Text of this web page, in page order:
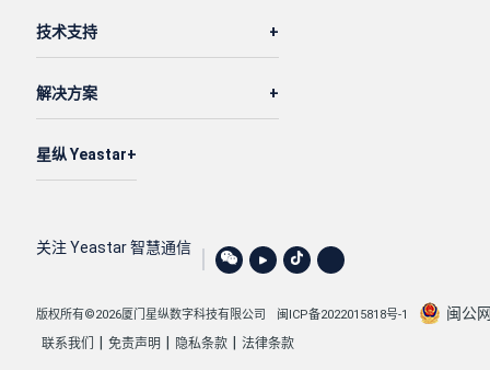
技术支持
解决方案
星纵 Yeastar
关注 Yeastar 智慧通信
版权所有©2026厦门星纵数字科技有限公司 闽ICP备2022015818号-1 闽公
联系我们 免责声明 隐私条款 法律条款